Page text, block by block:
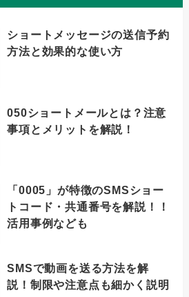
ショートメッセージの送信予約
方法と効果的な使い方
050ショートメールとは？注意
事項とメリットを解説！
「0005」が特徴のSMSショー
トコード・共通番号を解説！！
活用事例なども
SMSで動画を送る方法を解
説！制限や注意点も細かく説明